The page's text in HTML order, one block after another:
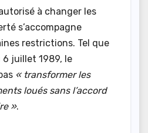
à changer les
s’accompagne
restrictions. Tel que
6 juillet 1989, le
« transformer les
loués sans l’accord
».